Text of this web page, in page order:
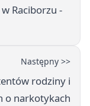
Raciborzu -
Następny >>
rodziny i
o narkotykach